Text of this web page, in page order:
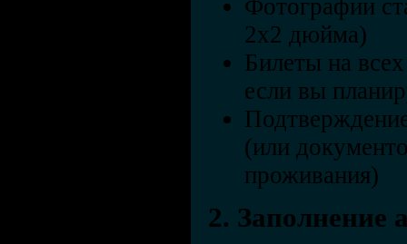
Фотографии
2x2 дюйма)
Билеты на
если вы
(или
проживания)
2. Заполнение